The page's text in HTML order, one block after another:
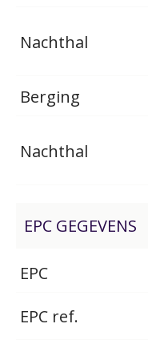
Nachthal
Berging
Nachthal
EPC GEGEVENS
EPC
EPC ref.